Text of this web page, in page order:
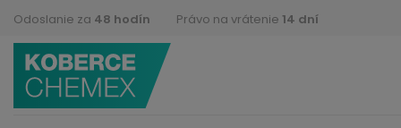
Odoslanie za 48 hodín Právo na vrátenie 14 dní